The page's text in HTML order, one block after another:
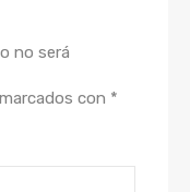
no será
con *